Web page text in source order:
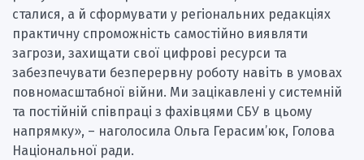
сталися, а й сформувати у регіональних редакціях
практичну спроможність самостійно виявляти
загрози, захищати свої цифрові ресурси та
забезпечувати безперервну роботу навіть в умовах
повномасштабної війни. Ми зацікавлені у системній
та постійній співпраці з фахівцями СБУ в цьому
напрямку», – наголосила Ольга Герасим’юк, Голова
Національної ради.